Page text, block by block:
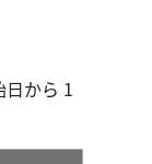
から 1